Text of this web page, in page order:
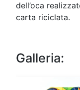
dell’oca
carta riciclata.
Galleria: